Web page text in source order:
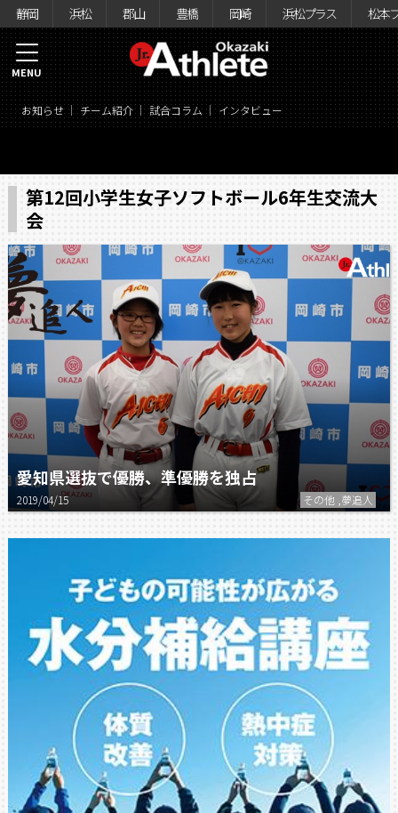
静岡 浜松 郡山 豊橋 岡崎 浜松プラス 松本
お知らせ チーム紹介 試合コラム インタビュー
MENU
第12回小学生女子ソフトボール6年生交流大
会
愛知県選抜で優勝、準優勝を独占
2019/04/15 その他 ,夢追人